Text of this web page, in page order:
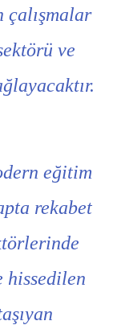
ve
eğitim
rekabet
hissedilen